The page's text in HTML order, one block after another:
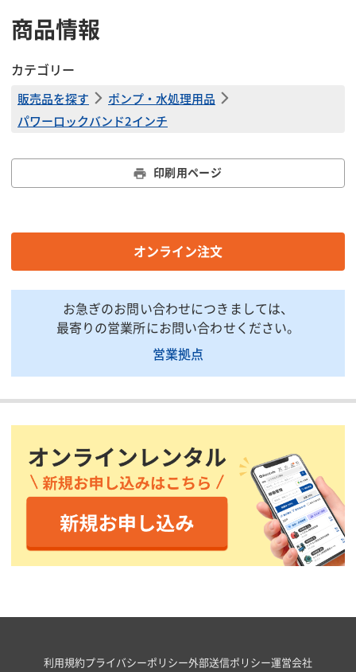
商品情報
カテゴリー
販売品を探す
ポンプ・水処理用品
パワーロックバンド2インチ
印刷用ページ
オンライン注文
お急ぎのお問い合わせにつきましては、
最寄りの営業所にお問い合わせください。
営業拠点
利用規約プライバシーポリシー外部送信ポリシー運営会社